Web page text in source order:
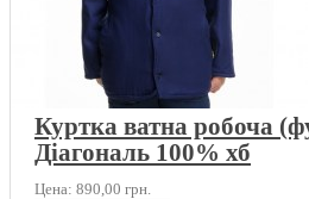
Куртка ватна робоча
Діагональ 100% хб
Цена: 890,00 грн.